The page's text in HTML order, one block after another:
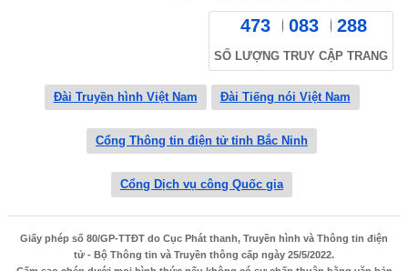
473 083 288
SỐ LƯỢNG TRUY CẬP TRANG
Đài Truyền hình Việt Nam Đài Tiếng nói Việt Nam
Cổng Thông tin điện tử tỉnh Bắc Ninh
Cổng Dịch vụ công Quốc gia
Giấy phép số 80/GP-TTĐT do Cục Phát thanh, Truyền hình và Thông tin điện
tử - Bộ Thông tin và Truyền thông cấp ngày 25/5/2022.